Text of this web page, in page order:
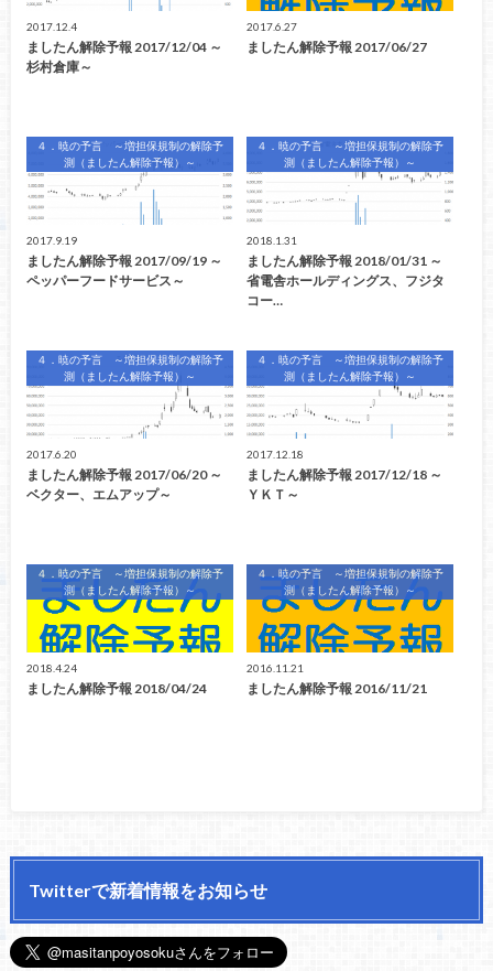
2017.12.4
ましたん解除予報 2017/12/04 ～
杉村倉庫～
2017.6.27
ましたん解除予報 2017/06/27
４．暁の予言 ～増担保規制の解除予
測（ましたん解除予報）～
2017.9.19
ましたん解除予報 2017/09/19 ～
ペッパーフードサービス～
４．暁の予言 ～増担保規制の解除予
測（ましたん解除予報）～
2018.1.31
ましたん解除予報 2018/01/31 ～
省電舎ホールディングス、フジタ
コー…
４．暁の予言 ～増担保規制の解除予
測（ましたん解除予報）～
2017.6.20
ましたん解除予報 2017/06/20 ～
ベクター、エムアップ～
４．暁の予言 ～増担保規制の解除予
測（ましたん解除予報）～
2017.12.18
ましたん解除予報 2017/12/18 ～
ＹＫＴ～
４．暁の予言 ～増担保規制の解除予
測（ましたん解除予報）～
2018.4.24
ましたん解除予報 2018/04/24
４．暁の予言 ～増担保規制の解除予
測（ましたん解除予報）～
2016.11.21
ましたん解除予報 2016/11/21
Twitterで新着情報をお知らせ